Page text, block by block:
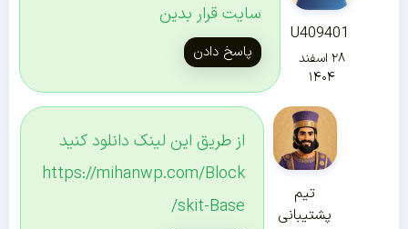
U409401
۲۸ اسفند
۱۴۰۴
سایت قرار بدین
پاسخ دادن
تیم
پشتیبانی
از طریق این لینک دانلود کنید
https://mihanwp.com/Block
skit-Base/